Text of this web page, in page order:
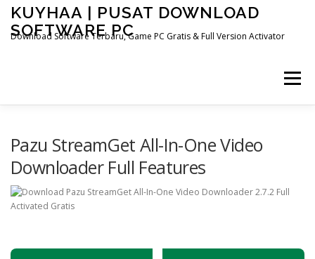
Skip
content
KUYHAA | PUSAT DOWNLOAD
SOFTWARE PC
Download Software Terbaru, Game PC Gratis & Full Version Activator
Menu
Pazu StreamGet All-In-One Video
Downloader Full Features